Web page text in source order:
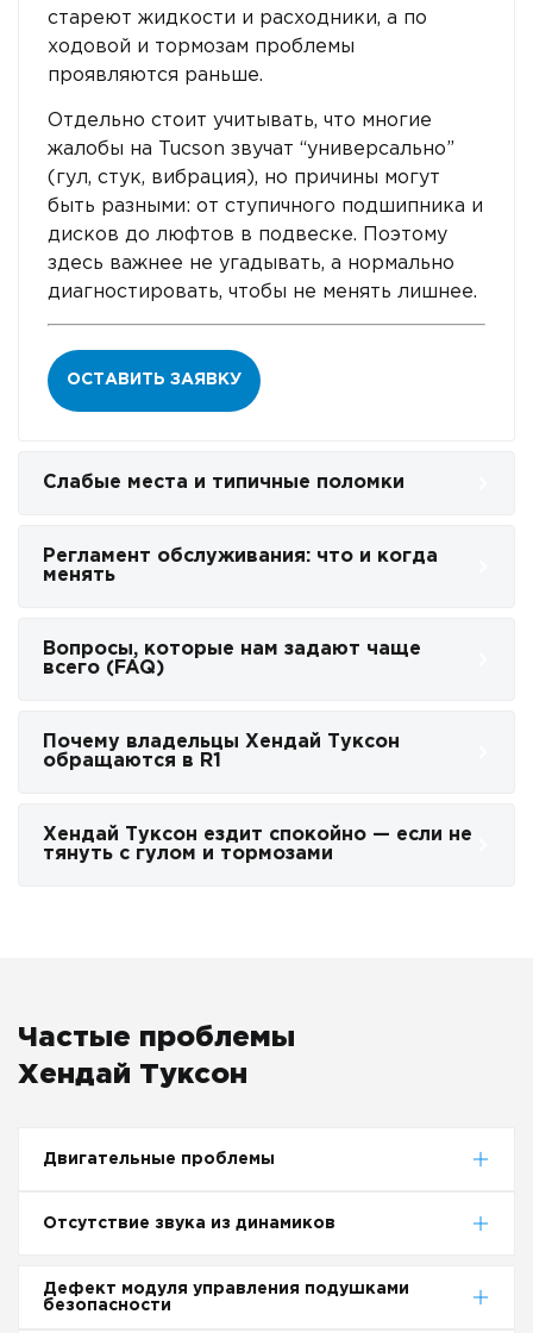
стареют жидкости и расходники, а по
ходовой и тормозам проблемы
проявляются раньше.
Отдельно стоит учитывать, что многие
жалобы на Tucson звучат “универсально”
(гул, стук, вибрация), но причины могут
быть разными: от ступичного подшипника и
дисков до люфтов в подвеске. Поэтому
здесь важнее не угадывать, а нормально
диагностировать, чтобы не менять лишнее.
ОСТАВИТЬ ЗАЯВКУ
Слабые места и типичные поломки
Регламент обслуживания: что и когда
менять
Вопросы, которые нам задают чаще
всего (FAQ)
Почему владельцы Хендай Туксон
обращаются в R1
Хендай Туксон ездит спокойно — если не
тянуть с гулом и тормозами
Частые проблемы
Хендай Туксон
Двигательные проблемы
Отсутствие звука из динамиков
Дефект модуля управления подушками
безопасности